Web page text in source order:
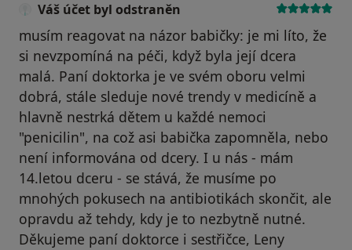
Váš účet byl odstraněn
musím reagovat na názor babičky: je mi líto, že
si nevzpomíná na péči, když byla její dcera
malá. Paní doktorka je ve svém oboru velmi
dobrá, stále sleduje nové trendy v medicíně a
hlavně nestrká dětem u každé nemoci
"penicilin", na což asi babička zapomněla, nebo
není informována od dcery. I u nás - mám
14.letou dceru - se stává, že musíme po
mnohých pokusech na antibiotikách skončit, ale
opravdu až tehdy, kdy je to nezbytně nutné.
Děkujeme paní doktorce i sestřičce, Leny